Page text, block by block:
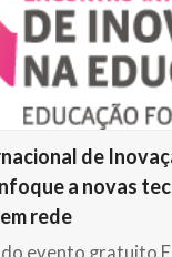
de
a novas
rede
evento gratuito